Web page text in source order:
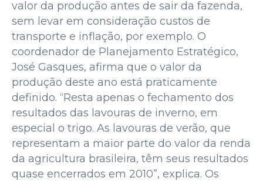
valor da produção antes de sair da fazenda,
sem levar em consideração custos de
transporte e inflação, por exemplo. O
coordenador de Planejamento Estratégico,
José Gasques, afirma que o valor da
produção deste ano está praticamente
definido. “Resta apenas o fechamento dos
resultados das lavouras de inverno, em
especial o trigo. As lavouras de verão, que
representam a maior parte do valor da renda
da agricultura brasileira, têm seus resultados
quase encerrados em 2010”, explica. Os